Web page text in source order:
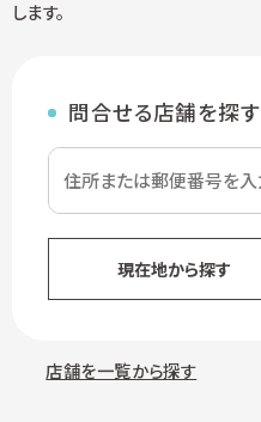
します。
問合せる店舗を探す
現在地から探す
店舗を一覧から探す